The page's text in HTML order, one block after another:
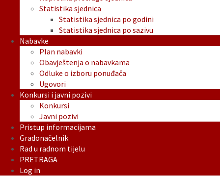
Statistika sjednica
Statistika sjednica po godini
Statistika sjednica po sazivu
Nabavke
Plan nabavki
Obavještenja o nabavkama
Odluke o izboru ponuđača
Ugovori
Konkursi i javni pozivi
Konkursi
Javni pozivi
Pristup informacijama
Gradonačelnik
Rad u radnom tijelu
PRETRAGA
Log in